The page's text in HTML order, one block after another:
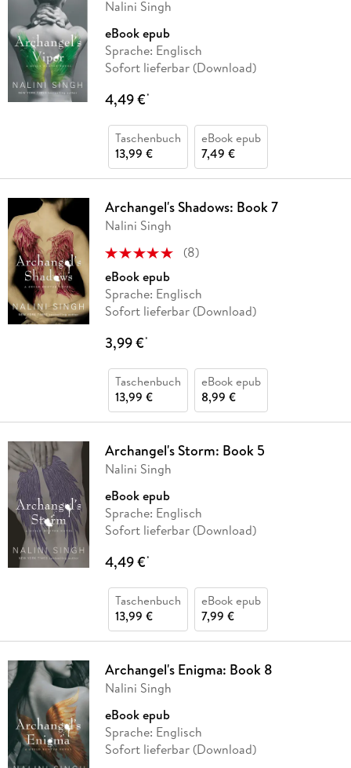
Nalini Singh
eBook epub
Sprache: Englisch
Sofort lieferbar (Download)
4,49 €*
Taschenbuch
13,99 €
eBook epub
7,49 €
Archangel's Shadows: Book 7
Nalini Singh
(8)
eBook epub
Sprache: Englisch
Sofort lieferbar (Download)
3,99 €*
Taschenbuch
13,99 €
eBook epub
8,99 €
Archangel's Storm: Book 5
Nalini Singh
eBook epub
Sprache: Englisch
Sofort lieferbar (Download)
4,49 €*
Taschenbuch
13,99 €
eBook epub
7,99 €
Archangel's Enigma: Book 8
Nalini Singh
eBook epub
Sprache: Englisch
Sofort lieferbar (Download)